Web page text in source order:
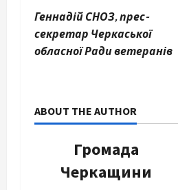
Геннадій СНОЗ, прес-
секретар Черкаської
обласної Ради ветеранів
ABOUT THE AUTHOR
Громада
Черкащини